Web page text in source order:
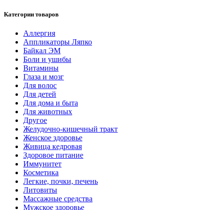
Категории товаров
Аллергия
Аппликаторы Ляпко
Байкал ЭМ
Боли и ушибы
Витамины
Глаза и мозг
Для волос
Для детей
Для дома и быта
Для животных
Другое
Желудочно-кишечный тракт
Женское здоровье
Живица кедровая
Здоровое питание
Иммунитет
Косметика
Легкие, почки, печень
Литовиты
Массажные средства
Мужское здоровье